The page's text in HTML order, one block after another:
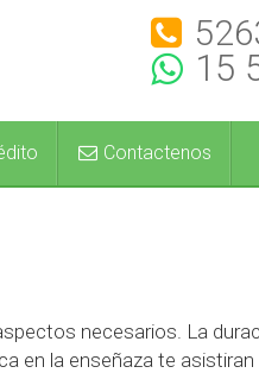
15
Contactenos
necesarios. La
en la enseñaza te